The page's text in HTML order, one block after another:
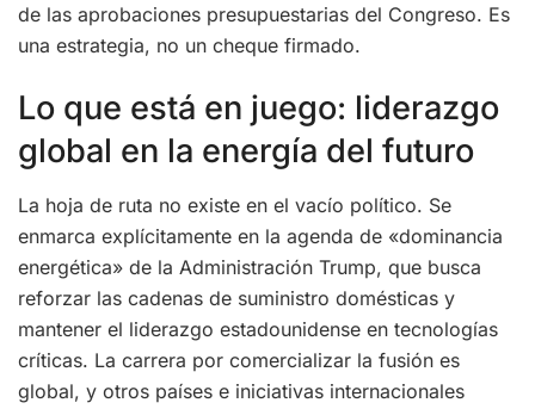
de las aprobaciones presupuestarias del Congreso. Es
una estrategia, no un cheque firmado.
Lo que está en juego: liderazgo
global en la energía del futuro
La hoja de ruta no existe en el vacío político. Se
enmarca explícitamente en la agenda de «dominancia
energética» de la Administración Trump, que busca
reforzar las cadenas de suministro domésticas y
mantener el liderazgo estadounidense en tecnologías
críticas. La carrera por comercializar la fusión es
global, y otros países e iniciativas internacionales